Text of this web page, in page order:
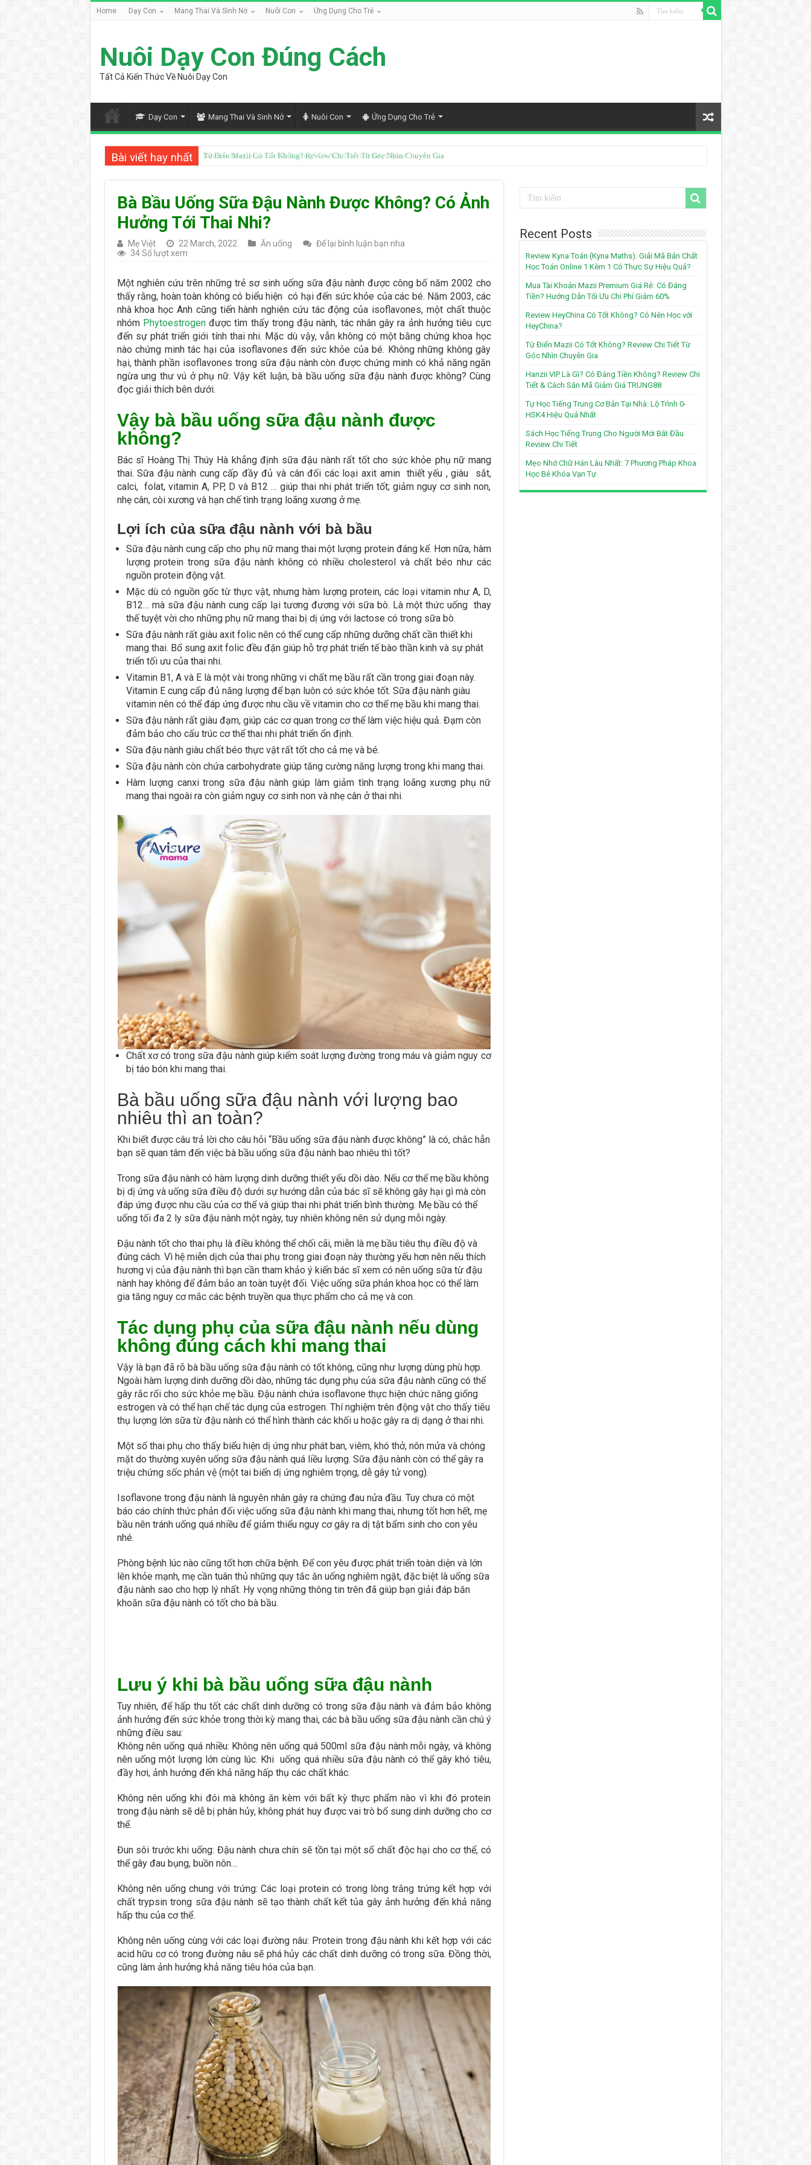
Home Dạy Con Mang Thai Và Sinh Nở Nuôi Con Ứng Dụng Cho Trẻ
Nuôi Dạy Con Đúng Cách
Tất Cả Kiến Thức Về Nuôi Dạy Con
Dạy Con Mang Thai Và Sinh Nở Nuôi Con Ứng Dụng Cho Trẻ
Bài viết hay nhất Từ Điển Mazii Có Tốt Không? Review Chi Tiết Từ Góc Nhìn Chuyên Gia
Bà Bầu Uống Sữa Đậu Nành Được Không? Có Ảnh
Hưởng Tới Thai Nhi?
Mẹ Việt 22 March, 2022 Ăn uống
Để lại bình luận bạn nha
34 Số lượt xem
Một nghiên cứu trên những trẻ sơ sinh uống sữa đậu nành được công bố năm 2002 cho
thấy rằng, hoàn toàn không có biểu hiện có hại đến sức khỏe của các bé. Năm 2003, các
nhà khoa học Anh cũng tiến hành nghiên cứu tác động của isoflavones, một chất thuộc
nhóm Phytoestrogenđược tìm thấy trong đậu nành, tác nhân gây ra ảnh hưởng tiêu cực
đến sự phát triển giới tính thai nhi. Mặc dù vậy, vẫn không có một bằng chứng khoa học
nào chứng minh tác hại của isoflavones đến sức khỏe của bé. Không những không gây
hại, thành phần isoflavones trong sữa đậu nành còn được chứng minh có khả năng ngăn
ngừa ung thư vú ở phụ nữ. Vậy kết luận, bà bầu uống sữa đậu nành được không? Cùng
đọc giải thích bên dưới.
Vậy bà bầu uống sữa đậu nành được
không?
Bác sĩ Hoàng Thị Thúy Hà khẳng định sữa đậu nành rất tốt cho sức khỏe phụ nữ mang
thai. Sữa đậu nành cung cấp đầy đủ và cân đối các loại axit amin thiết yếu , giàu sắt,
calci, folat, vitamin A, PP, D và B12 … giúp thai nhi phát triển tốt; giảm nguy cơ sinh non,
nhẹ cân, còi xương và hạn chế tình trạng loãng xương ở mẹ.
Lợi ích của sữa đậu nành với bà bầu
Sữa đậu nành cung cấp cho phụ nữ mang thai một lượng protein đáng kể. Hơn nữa, hàm
lượng protein trong sữa đậu nành không có nhiều cholesterol và chất béo như các
nguồn protein động vật.
Mặc dù có nguồn gốc từ thực vật, nhưng hàm lượng protein, các loại vitamin như A, D,
B12… mà sữa đậu nành cung cấp lại tương đương với sữa bò. Là một thức uống thay
thế tuyệt vời cho những phụ nữ mang thai bị dị ứng với lactose có trong sữa bò.
Sữa đậu nành rất giàu axit folic nên có thể cung cấp những dưỡng chất cần thiết khi
mang thai. Bổ sung axit folic đều đặn giúp hỗ trợ phát triển tế bào thần kinh và sự phát
triển tối ưu của thai nhi.
Vitamin B1, A và E là một vài trong những vi chất mẹ bầu rất cần trong giai đoạn này.
Vitamin E cung cấp đủ năng lượng để bạn luôn có sức khỏe tốt. Sữa đậu nành giàu
vitamin nên có thể đáp ứng được nhu cầu về vitamin cho cơ thể mẹ bầu khi mang thai.
Sữa đậu nành rất giàu đạm, giúp các cơ quan trong cơ thể làm việc hiệu quả. Đạm còn
đảm bảo cho cấu trúc cơ thể thai nhi phát triển ổn định.
Sữa đậu nành giàu chất béo thực vật rất tốt cho cả mẹ và bé.
Sữa đậu nành còn chứa carbohydrate giúp tăng cường năng lượng trong khi mang thai.
Hàm lượng canxi trong sữa đậu nành giúp làm giảm tình trạng loãng xương phụ nữ
mang thai ngoài ra còn giảm nguy cơ sinh non và nhẹ cân ở thai nhi.
Chất xơ có trong sữa đậu nành giúp kiểm soát lượng đường trong máu và giảm nguy cơ
bị táo bón khi mang thai.
Bà bầu uống sữa đậu nành với lượng bao
nhiêu thì an toàn?
Khi biết được câu trả lời cho câu hỏi “Bầu uống sữa đậu nành được không” là có, chắc hẳn
bạn sẽ quan tâm đến việc bà bầu uống sữa đậu nành bao nhiêu thì tốt?
Trong sữa đậu nành có hàm lượng dinh dưỡng thiết yếu dồi dào. Nếu cơ thể mẹ bầu không
bị dị ứng và uống sữa điều độ dưới sự hướng dẫn của bác sĩ sẽ không gây hại gì mà còn
đáp ứng được nhu cầu của cơ thể và giúp thai nhi phát triển bình thường. Mẹ bầu có thể
uống tối đa 2 ly sữa đậu nành một ngày, tuy nhiên không nên sử dụng mỗi ngày.
Đậu nành tốt cho thai phụ là điều không thể chối cãi, miễn là mẹ bầu tiêu thụ điều độ và
đúng cách. Vì hệ miễn dịch của thai phụ trong giai đoạn này thường yếu hơn nên nếu thích
hương vị của đậu nành thì bạn cần tham khảo ý kiến bác sĩ xem có nên uống sữa từ đậu
nành hay không để đảm bảo an toàn tuyệt đối. Việc uống sữa phản khoa học có thể làm
gia tăng nguy cơ mắc các bệnh truyền qua thực phẩm cho cả mẹ và con.
Tác dụng phụ của sữa đậu nành nếu dùng
không đúng cách khi mang thai
Vậy là bạn đã rõ bà bầu uống sữa đậu nành có tốt không, cũng như lượng dùng phù hợp.
Ngoài hàm lượng dinh dưỡng dồi dào, những tác dụng phụ của sữa đậu nành cũng có thể
gây rắc rối cho sức khỏe mẹ bầu. Đậu nành chứa isoflavone thực hiện chức năng giống
estrogen và có thể hạn chế tác dụng của estrogen. Thí nghiệm trên động vật cho thấy tiêu
thụ lượng lớn sữa từ đậu nành có thể hình thành các khối u hoặc gây ra dị dạng ở thai nhi.
Một số thai phụ cho thấy biểu hiện dị ứng như phát ban, viêm, khó thở, nôn mửa và chóng
mặt do thường xuyên uống sữa đậu nành quá liều lượng. Sữa đậu nành còn có thể gây ra
triệu chứng sốc phản vệ (một tai biến dị ứng nghiêm trọng, dễ gây tử vong).
Isoflavone trong đậu nành là nguyên nhân gây ra chứng đau nửa đầu. Tuy chưa có một
báo cáo chính thức phản đối việc uống sữa đậu nành khi mang thai, nhưng tốt hơn hết, mẹ
bầu nên tránh uống quá nhiều để giảm thiểu nguy cơ gây ra dị tật bẩm sinh cho con yêu
nhé.
Phòng bệnh lúc nào cũng tốt hơn chữa bệnh. Để con yêu được phát triển toàn diện và lớn
lên khỏe mạnh, mẹ cần tuân thủ những quy tắc ăn uống nghiêm ngặt, đặc biệt là uống sữa
đậu nành sao cho hợp lý nhất. Hy vọng những thông tin trên đã giúp bạn giải đáp băn
khoăn sữa đậu nành có tốt cho bà bầu.
Lưu ý khi bà bầu uống sữa đậu nành
Tuy nhiên, để hấp thu tốt các chất dinh dưỡng có trong sữa đậu nành và đảm bảo không
ảnh hưởng đến sức khỏe trong thời kỳ mang thai, các bà bầu uống sữa đậu nành cần chú ý
những điều sau:
Không nên uống quá nhiều: Không nên uống quá 500ml sữa đậu nành mỗi ngày, và không
nên uống một lượng lớn cùng lúc. Khi uống quá nhiều sữa đậu nành có thể gây khó tiêu,
đầy hơi, ảnh hưởng đến khả năng hấp thụ các chất khác.
Không nên uống khi đói mà không ăn kèm với bất kỳ thực phẩm nào vì khi đó protein
trong đậu nành sẽ dễ bị phân hủy, không phát huy được vai trò bổ sung dinh dưỡng cho cơ
thể.
Đun sôi trước khi uống: Đậu nành chưa chín sẽ tồn tại một số chất độc hại cho cơ thể, có
thể gây đau bụng, buồn nôn…
Không nên uống chung với trứng: Các loại protein có trong lòng trắng trứng kết hợp với
chất trypsin trong sữa đậu nành sẽ tạo thành chất kết tủa gây ảnh hưởng đến khả năng
hấp thu của cơ thể.
Không nên uống cùng với các loại đường nâu: Protein trong đậu nành khi kết hợp với các
acid hữu cơ có trong đường nâu sẽ phá hủy các chất dinh dưỡng có trong sữa. Đồng thời,
cũng làm ảnh hưởng khả năng tiêu hóa của bạn.
Recent Posts
Review Kyna Toán (Kyna Maths): Giải Mã Bản Chất
Học Toán Online 1 Kèm 1 Có Thực Sự Hiệu Quả?
Mua Tài Khoản Mazii Premium Giá Rẻ: Có Đáng
Tiền? Hướng Dẫn Tối Ưu Chi Phí Giảm 60%
Review HeyChina Có Tốt Không? Có Nên Học với
HeyChina?
Từ Điển Mazii Có Tốt Không? Review Chi Tiết Từ
Góc Nhìn Chuyên Gia
Hanzii VIP Là Gì? Có Đáng Tiền Không? Review Chi
Tiết & Cách Săn Mã Giảm Giá TRUNG88
Tự Học Tiếng Trung Cơ Bản Tại Nhà: Lộ Trình 0-
HSK4 Hiệu Quả Nhất
Sách Học Tiếng Trung Cho Người Mới Bắt Đầu
Review Chi Tiết
Mẹo Nhớ Chữ Hán Lâu Nhất: 7 Phương Pháp Khoa
Học Bẻ Khóa Vạn Tự